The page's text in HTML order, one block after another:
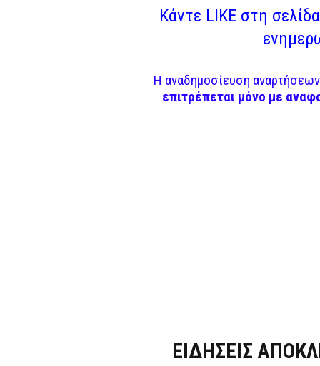
Κάντε LIKE στη
Η αναδημοσίευση
επιτρέπεται μόνο με
ΕΙΔΗΣΕΙΣ